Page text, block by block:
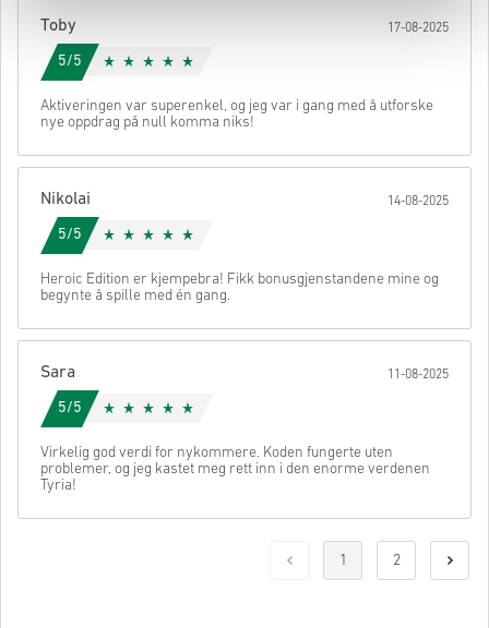
Toby 17-08-2025
5/5
Aktiveringen var superenkel, og jeg var i gang med å utforske
nye oppdrag på null komma niks!
Nikolai 14-08-2025
5/5
Heroic Edition er kjempebra! Fikk bonusgjenstandene mine og
begynte å spille med én gang.
Sara 11-08-2025
5/5
Virkelig god verdi for nykommere. Koden fungerte uten
problemer, og jeg kastet meg rett inn i den enorme verdenen
Tyria!
1 2